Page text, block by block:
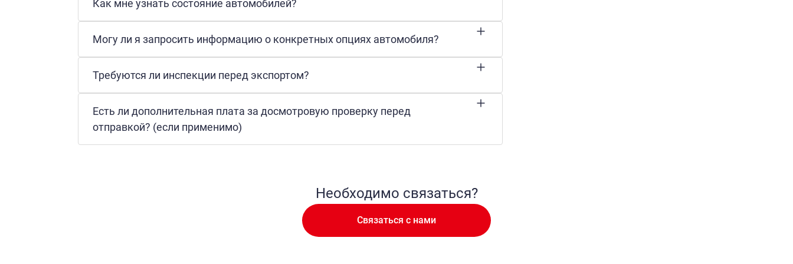
Как мне узнать состояние автомобилей?
Могу ли я запросить информацию о конкретных опциях автомобиля?
Требуются ли инспекции перед экспортом?
Есть ли дополнительная плата за досмотровую проверку перед
отправкой? (если применимо)
Необходимо связаться?
Связаться с нами